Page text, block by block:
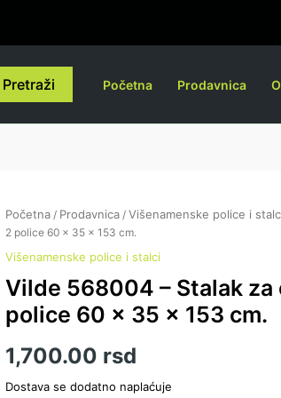
Pretraži Početna Prodavnica
Početna/ Prodavnica/ Višenamenske police i
2 police 60 x 35 x 153 cm.
Višenamenske police i stalci
Vilde 568004 – Stalak za
police 60 x 35 x 153 cm.
1,700.00 rsd
Dostava se dodatno naplaćuje